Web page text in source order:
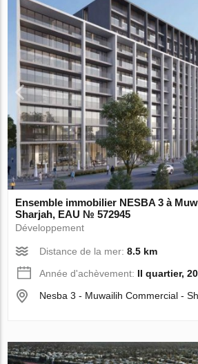
Ensemble immobilier NESBA 3 à
Sharjah, EAU № 572945
Développement
Distance de la mer:8.5 km
Année d'achèvement: II quartier,
Nesba 3 - Muwailih Commercial -